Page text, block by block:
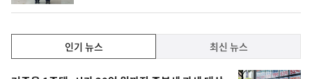
일
인
기,
인기 뉴스 최신 뉴스
인